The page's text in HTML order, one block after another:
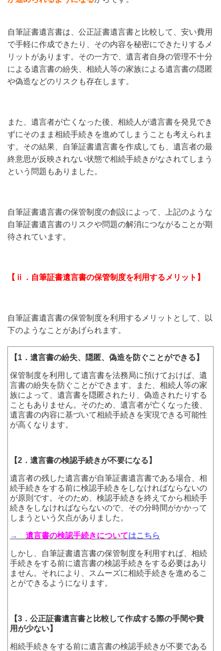
自筆証書遺言書は、公正証書遺言書と比較して、安い費用
で手軽に作成できたり、その内容を秘密にできたりするメ
リットがあります。その一方で、遺言者自身の管理不十分
による遺言書の紛失、相続人等の家族による遺言書の隠匿
や偽造などのリスクも存在します。
また、遺言者が亡くなった後、相続人が遺言書を発見でき
ずにそのまま相続手続きを進めてしまうことも考えられま
す。その結果、自筆証書遺言書を作成しても、遺言者の最
終意思が反映されない状態で相続手続きがなされてしまう
という問題もありました。
自筆証書遺言書の保管制度の創設によって、上記のような
自筆証書遺言書のリスクや問題の解消につながることが期
待されています。
【ⅱ．自筆証書遺言書の保管制度を利用するメリット】
自筆証書遺言書の保管制度を利用するメリットとして、以
下のようなことがあげられます。
【1．遺言書の紛失、隠匿、偽造を防ぐことができる】
保管制度を利用して遺言書を法務局に預けておけば、遺
言書の紛失を防ぐことができます。また、相続人等の家
族によって、遺言書を隠匿されたり、偽造されたりする
こともありません。そのため、遺言者が亡くなった後、
遺言書の内容に基づいて相続手続きを実現できる可能性
が高くなります。
【2．遺言書の検認手続きが不要になる】
遺言者の残した遺言書が自筆証書遺言書である場合、相
続手続きをする前に検認手続きをしなければならないの
が原則です。そのため、検認手続きを終えてから相続手
続きをしなければならないので、その分時間がかかって
しまうという欠点がありました。
→遺言書の検認手続きについてはこちら
しかし、自筆証書遺言書の保管制度を利用すれば、相続
手続きをする前に遺言書の検認手続きをする必要はあり
ません。それにより、スムーズに相続手続きを進めるこ
とができるようになります。
【3．公正証書遺言書と比較して作成する際の手間や費
用が少ない】
相続手続きをする前に遺言書の検認手続きが不要である